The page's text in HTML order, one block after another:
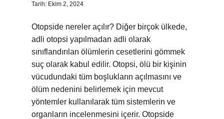
Tarih: Ekim 2, 2024
Otopside nereler açılır? Diğer birçok ülkede,
adli otopsi yapılmadan adli olarak
sınıflandırılan ölümlerin cesetlerini gömmek
suç olarak kabul edilir. Otopsi, ölü bir kişinin
vücudundaki tüm boşlukların açılmasını ve
ölüm nedenini belirlemek için mevcut
yöntemler kullanılarak tüm sistemlerin ve
organların incelenmesini içerir. Otopside